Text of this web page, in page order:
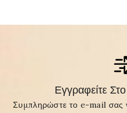
Εγγραφείτε
Συμπληρώστε το e-mail σας